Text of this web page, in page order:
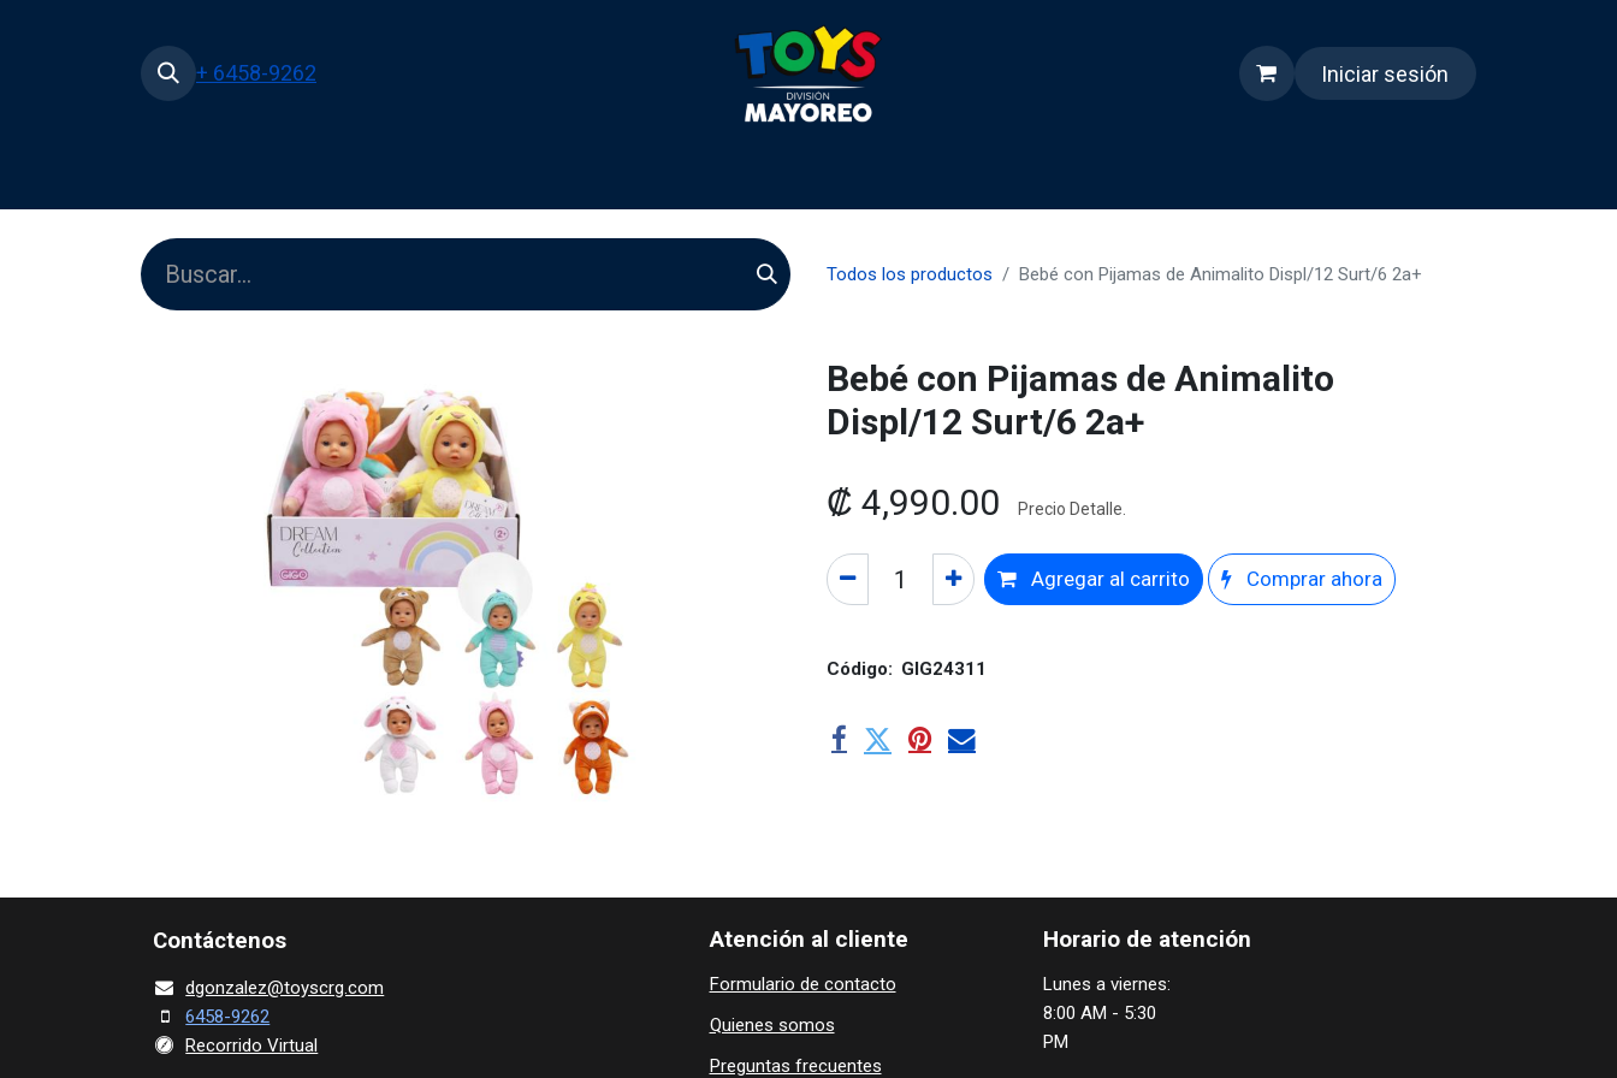
+ 6458-9262 Iniciar sesión
Todos los productos Bebé con Pijamas de Animalito Displ/12 Surt/6 2a+
Bebé con Pijamas de Animalito
Displ/12 Surt/6 2a+
₡ 4,990.00 Precio Detalle.
Agregar al carrito Comprar ahora
Código: GIG24311
Contácte​nos
dgonza​lez@toy​scrg.c​o​m
6458-9262
Recorrido Virtual
Horario de atención
Lunes a viernes:
8:00 AM - 5:30
PM
Atención al cliente
Formulario de contacto
Quienes ​som​​​os
Preguntas frecuentes